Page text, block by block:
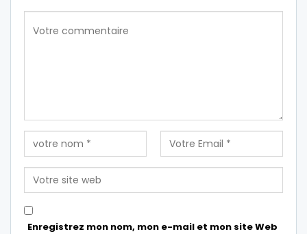
Enregistrez mon nom, mon e-mail et mon site Web